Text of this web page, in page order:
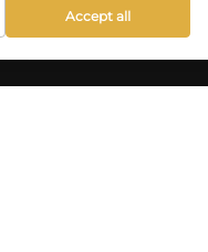
og
Accept all